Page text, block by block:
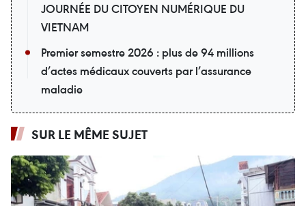
JOURNÉE DU CITOYEN NUMÉRIQUE DU
VIETNAM
Premier semestre 2026 : plus de 94 millions
d’actes médicaux couverts par l’assurance
maladie
SUR LE MÊME SUJET